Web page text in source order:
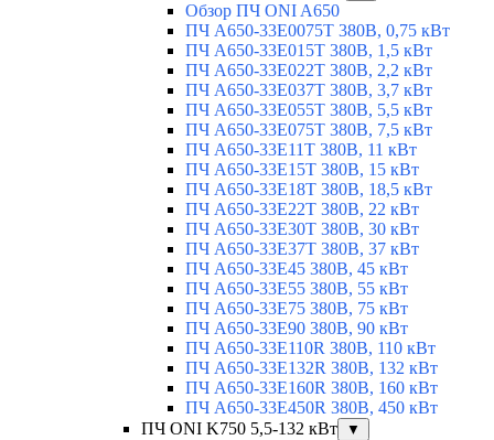
Обзор ПЧ ONI A650
ПЧ A650-33E0075T 380В, 0,75 кВт
ПЧ A650-33E015T 380В, 1,5 кВт
ПЧ A650-33E022T 380В, 2,2 кВт
ПЧ A650-33E037T 380В, 3,7 кВт
ПЧ A650-33E055T 380В, 5,5 кВт
ПЧ A650-33E075T 380В, 7,5 кВт
ПЧ A650-33E11T 380В, 11 кВт
ПЧ A650-33E15T 380В, 15 кВт
ПЧ A650-33E18T 380В, 18,5 кВт
ПЧ A650-33E22T 380В, 22 кВт
ПЧ A650-33E30T 380В, 30 кВт
ПЧ A650-33E37T 380В, 37 кВт
ПЧ A650-33E45 380В, 45 кВт
ПЧ A650-33E55 380В, 55 кВт
ПЧ A650-33E75 380В, 75 кВт
ПЧ A650-33E90 380В, 90 кВт
ПЧ A650-33E110R 380В, 110 кВт
ПЧ A650-33E132R 380В, 132 кВт
ПЧ A650-33E160R 380В, 160 кВт
ПЧ A650-33E450R 380В, 450 кВт
ПЧ ONI K750 5,5-132 кВт
▼